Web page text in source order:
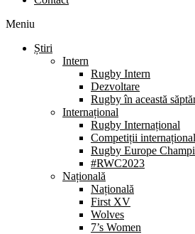
Meniu
Știri
Intern
Rugby Intern
Dezvoltare
Rugby în această
Internațional
Rugby Internațional
Competiții
Rugby Europe
#RWC2023
Națională
Națională
First XV
Wolves
7’s Women